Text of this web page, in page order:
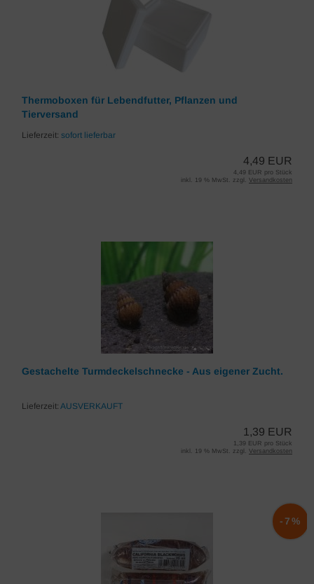
Thermoboxen für Lebendfutter, Pflanzen und
Tierversand
Lieferzeit: sofort lieferbar
4,49 EUR
4,49 EUR pro Stück
inkl. 19 % MwSt. zzgl. Versandkosten
Gestachelte Turmdeckelschnecke - Aus eigener Zucht.
Lieferzeit: AUSVERKAUFT
1,39 EUR
1,39 EUR pro Stück
inkl. 19 % MwSt. zzgl. Versandkosten
-7%